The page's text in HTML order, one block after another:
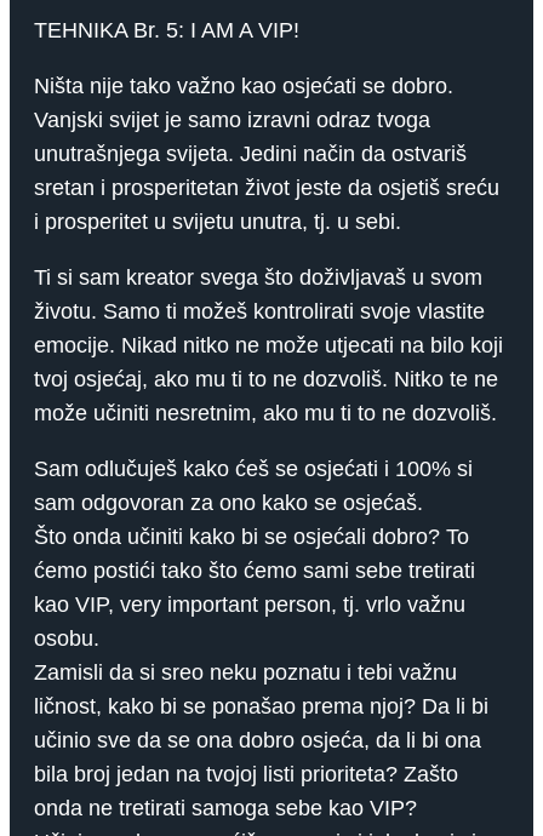
TEHNIKA Br. 5: I AM A VIP!
Ništa nije tako važno kao osjećati se dobro.
Vanjski svijet je samo izravni odraz tvoga
unutrašnjega svijeta. Jedini način da ostvariš
sretan i prosperitetan život jeste da osjetiš sreću
i prosperitet u svijetu unutra, tj. u sebi.
Ti si sam kreator svega što doživljavaš u svom
životu. Samo ti možeš kontrolirati svoje vlastite
emocije. Nikad nitko ne može utjecati na bilo koji
tvoj osjećaj, ako mu ti to ne dozvoliš. Nitko te ne
može učiniti nesretnim, ako mu ti to ne dozvoliš.
Sam odlučuješ kako ćeš se osjećati i 100% si
sam odgovoran za ono kako se osjećaš.
Što onda učiniti kako bi se osjećali dobro? To
ćemo postići tako što ćemo sami sebe tretirati
kao VIP, very important person, tj. vrlo važnu
osobu.
Zamisli da si sreo neku poznatu i tebi važnu
ličnost, kako bi se ponašao prema njoj? Da li bi
učinio sve da se ona dobro osjeća, da li bi ona
bila broj jedan na tvojoj listi prioriteta? Zašto
onda ne tretirati samoga sebe kao VIP?